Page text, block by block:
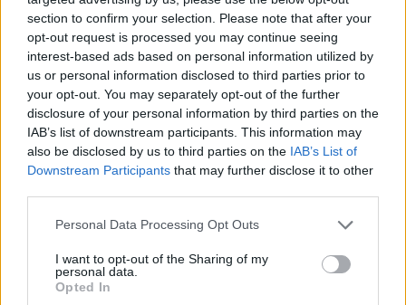
section to confirm your selection. Please note that after your
opt-out request is processed you may continue seeing
interest-based ads based on personal information utilized by
us or personal information disclosed to third parties prior to
your opt-out. You may separately opt-out of the further
disclosure of your personal information by third parties on the
IAB’s list of downstream participants. This information may
also be disclosed by us to third parties on the IAB’s List of
Downstream Participants that may further disclose it to other
Please note that this website/app uses one or more Google
not limited to your visit or usage behaviour. You may click to
grant or deny consent to Google and its third-party tags to
use your data for below specified purposes in below Google
Personal Data Processing Opt Outs
I want to opt-out of the Sharing of my
personal data.
Opted In
kutatásból az is kiderül, hogy a fogyasztók szeretik, ha
egy vendéglátóhely különleges italokkal készül. És ez
nemcsak a hangulatról szól: egy jól összerakott
koktélmenü akár azt is eldöntheti, hogy visszatérnek-e
az adott helyre”– mondtaBalogh Elemér, a Coca-
Cola HBC Magyarország prémium alkoholok és
kávé igazgatója.
A kávés koktélok közül kiemelkedik az Espresso
Martini, amely mára a kategória egyik top
szereplője. A kutatásban részt vevők szerint az ital